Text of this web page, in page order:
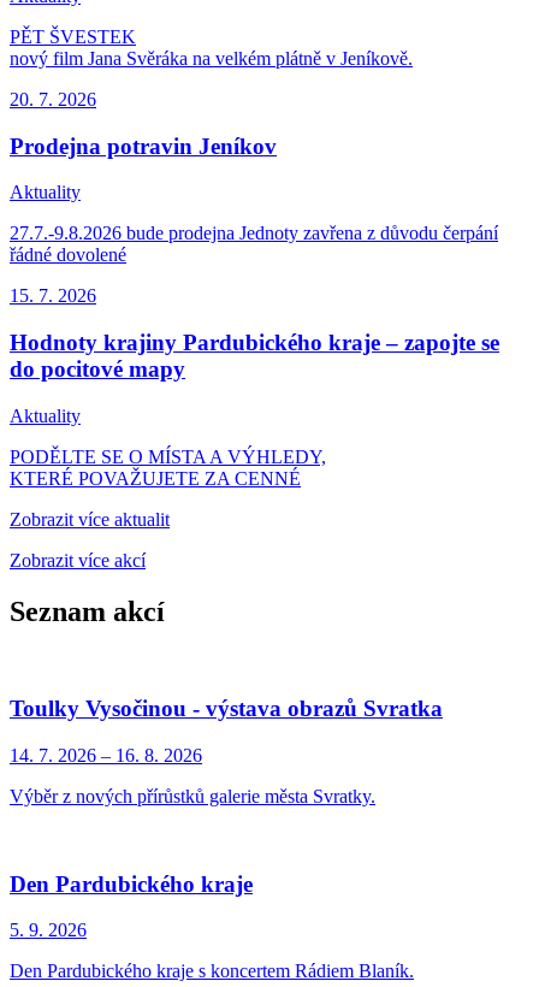
PĚT ŠVESTEK
nový film Jana Svěráka na velkém plátně v Jeníkově.
20. 7. 2026
Prodejna potravin Jeníkov
Aktuality
27.7.-9.8.2026 bude prodejna Jednoty zavřena z důvodu čerpání
řádné dovolené
15. 7. 2026
Hodnoty krajiny Pardubického kraje – zapojte se
do pocitové mapy
Aktuality
PODĚLTE SE O MÍSTA A VÝHLEDY,
KTERÉ POVAŽUJETE ZA CENNÉ
Zobrazit více aktualit
Zobrazit více akcí
Seznam akcí
Toulky Vysočinou - výstava obrazů Svratka
14. 7. 2026 – 16. 8. 2026
Výběr z nových přírůstků galerie města Svratky.
Den Pardubického kraje
5. 9. 2026
Den Pardubického kraje s koncertem Rádiem Blaník.